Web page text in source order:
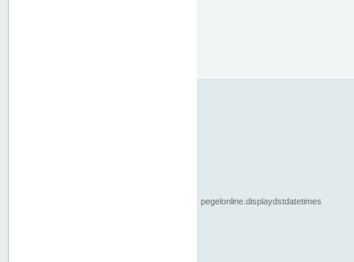
pegelonline.displaydstdatetimes